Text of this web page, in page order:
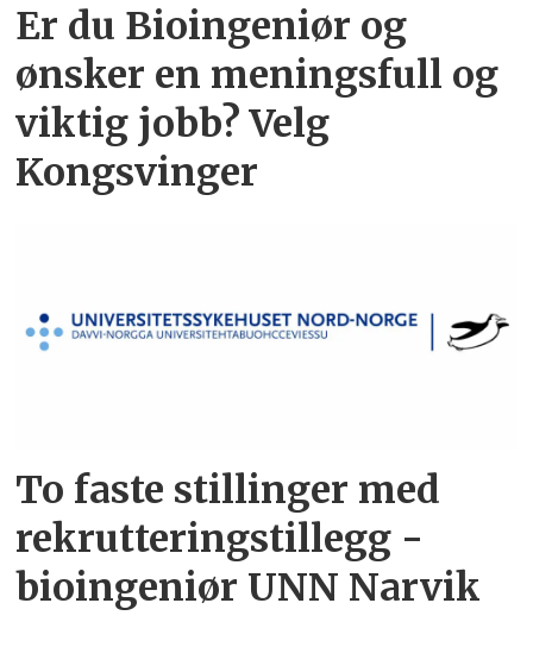
Er du Bioingeniør og
ønsker en meningsfull og
viktig jobb? Velg
Kongsvinger
To faste stillinger med
rekrutteringstillegg -
bioingeniør UNN Narvik